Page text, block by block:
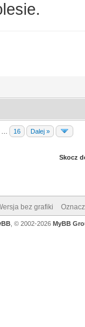
16 Dalej »
Skocz
bez grafiki
, © 2002-2026 MyBB